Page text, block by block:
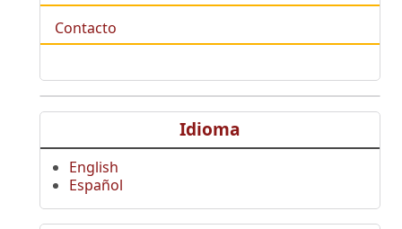
Contacto
Idioma
English
Español